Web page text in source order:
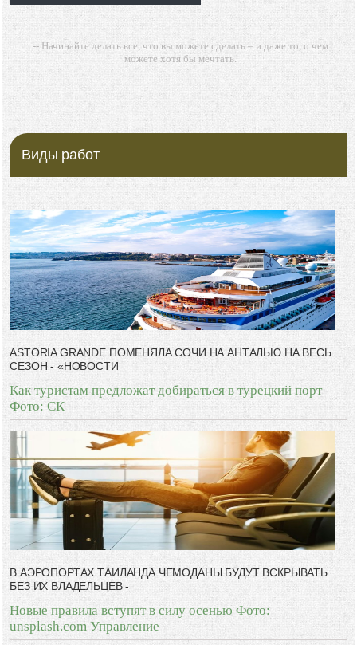
-- Начинайте делать все, что вы можете сделать – и даже то, о чем
можете хотя бы мечтать.
-- Все дело в мыслях. Мысль — начало всего. И мыслями можно
управлять. И поэтому главное дело совершенствования: работать над
мыслями.
-- Идите уверенно по направлению к мечте. Живите той жизнью,
глупость. Из всех страхов самый пугающий — самолюбование.
-- Лучшее, что можно сделать с хорошим советом, это пропустить его
мимо ушей. Он никогда не бывает полезен никому, кроме того, кто его
дал.
-- Люблю давать советы и очень не люблю, когда их дают мне.
Виды работ
ASTORIA GRANDE ПОМЕНЯЛА СОЧИ НА АНТАЛЬЮ НА ВЕСЬ
СЕЗОН - «НОВОСТИ
Как туристам предложат добираться в турецкий порт
Фото: СК
В АЭРОПОРТАХ ТАИЛАНДА ЧЕМОДАНЫ БУДУТ ВСКРЫВАТЬ
БЕЗ ИХ ВЛАДЕЛЬЦЕВ -
Новые правила вступят в силу осенью Фото:
unsplash.com Управление